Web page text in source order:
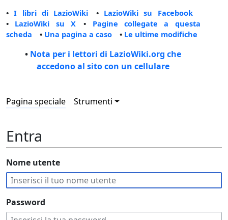
•I libri di LazioWiki • LazioWiki su Facebook
• LazioWiki su X • Pagine collegate a questa
scheda • Una pagina a caso • Le ultime modifiche
• Nota per i lettori di LazioWiki.org che
accedono al sito con un cellulare
Pagina speciale Strumenti
Entra
Nome utente
Password